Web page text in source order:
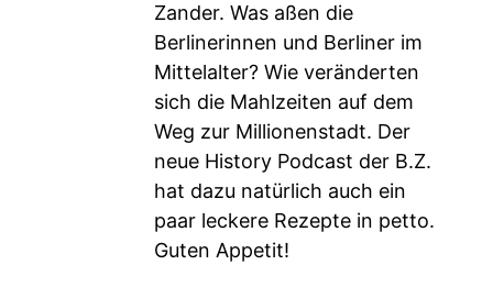
Zander. Was aßen die
Berlinerinnen und Berliner im
Mittelalter? Wie veränderten
sich die Mahlzeiten auf dem
Weg zur Millionenstadt. Der
neue History Podcast der B.Z.
hat dazu natürlich auch ein
paar leckere Rezepte in petto.
Guten Appetit!